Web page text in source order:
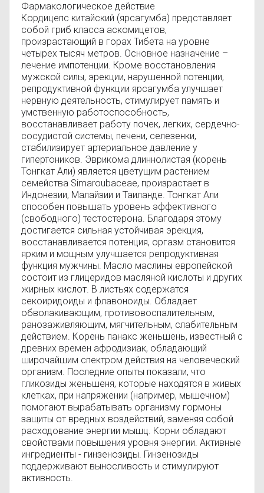
Фармакологическое действие
Кордицепс китайский (ярсагумба) представляет
собой гриб класса аскомицетов,
произрастающий в горах Тибета на уровне
четырех тысяч метров. Основное назначение –
лечение импотенции. Кроме восстановления
мужской силы, эрекции, нарушенной потенции,
репродуктивной функции ярсагумба улучшает
нервную деятельность, стимулирует память и
умственную работоспособность,
восстанавливает работу почек, легких, сердечно-
сосудистой системы, печени, селезенки,
стабилизирует артериальное давление у
гипертоников. Эврикома длиннолистая (корень
Тонгкат Али) является цветущим растением
семейства Simaroubaceae, произрастает в
Индонезии, Малайзии и Таиланде. Тонгкат Али
способен повышать уровень эффективного
(свободного) тестостерона. Благодаря этому
достигается сильная устойчивая эрекция,
восстанавливается потенция, оргазм становится
ярким и мощным улучшается репродуктивная
функция мужчины. Масло маслины европейской
состоит из глицеридов масляной кислоты и других
жирных кислот. В листьях содержатся
секоиридоиды и флавоноиды. Обладает
обволакивающим, противовоспалительным,
ранозаживляющим, мягчительным, слабительным
действием. Корень панакс женьшень, известный с
древних времен афродизиак, обладающий
широчайшим спектром действия на человеческий
организм. Последние опыты показали, что
гликозиды женьшеня, которые находятся в живых
клетках, при напряжении (например, мышечном)
помогают вырабатывать организму гормоны
защиты от вредных воздействий, заменяя собой
расходование энергии мышц. Корни обладают
свойствами повышения уровня энергии. Активные
ингредиенты - гинзенозиды. Гинзенозиды
поддерживают выносливость и стимулируют
активность.